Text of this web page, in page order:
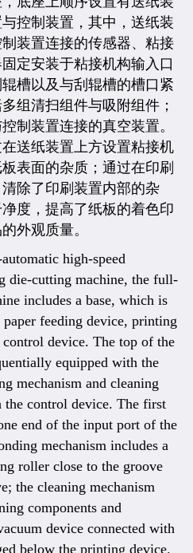
控制装置，其中，送纸装
装置连接的传感器、粘接
定安装于粘接机构输入口
槽以及与刮辊槽的槽口紧
组清扫组件与吸附组件；
制装置连接的真空装置。
送纸装置上方设置粘接机
表面的杂质；通过在印刷
除了印刷装置内部的杂
度，提高了纸板的着色印
外观质量。
high-speed
die-cutting machine, the full-
includes a base, which is
feeding device, printing
device. The top of the
equipped with the
mechanism and cleaning
the control device. The first
end of the input port of the
mechanism includes a
roller close to the groove
the cleaning mechanism
components and
device connected with
below the printing device.